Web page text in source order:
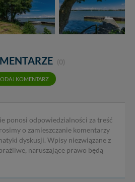
(0)
KOMENTARZ
ponosi odpowiedzialności za treść
o zamieszczanie komentarzy
dyskusji. Wpisy niezwiązane z
naruszające prawo będą